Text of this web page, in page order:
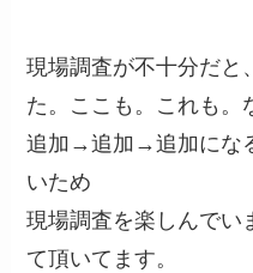
現場調査が不十分だと
た。ここも。これも。
追加→追加→追加にな
いため
現場調査を楽しんでい
て頂いてます。